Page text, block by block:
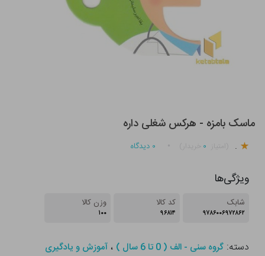
ماسک بامزه - هرکس شغلی داره
. ۰ ۰ دیدگاه
ویژگی‌ها
شابک
۹۷۸۶۰۰۶۹۷۲۸۶۲
کد کالا
۹۶۸۱۴
وزن کالا
۱۰۰
دسته:گروه سنی - الف ( 0 تا 6 سال ) ،آموزش و یادگیری